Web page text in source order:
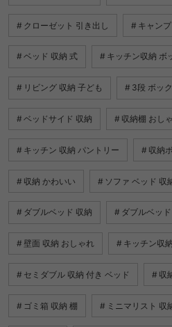
クローゼット 引き出し キャン
ベッド 収納 式 キッチン収納 ボ
リビング 収納 子ども 3段 ボッ
ベッドサイド 収納 収納棚 おし
キッチン 収納 パントリー 収納
収納 かわいい ソファ ベッド 収
ダブルベッド 収納 ダブルベッ
壁面 収納 おしゃれ キッチン収納
セミダブル 収納 付き ベッド 収
ゴミ箱 収納 棚 ミニマリスト 収